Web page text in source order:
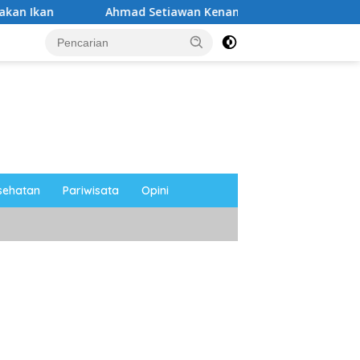
Ahmad Setiawan Kenang M. Sholeh: Pejuang Keadilan “No
Pariwisata Opini